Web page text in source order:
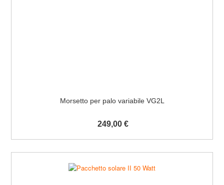
Morsetto per palo variabile VG2L
249,00 €